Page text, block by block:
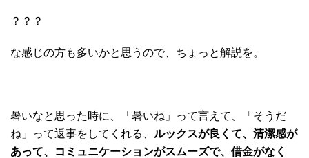
？？？
な感じの方も多いかと思うので、ちょっと解説を。
暑いなと思った時に、「暑いね」って言えて、「そうだ
ね」って返事をしてくれる、 ルックスが良くて、清潔感が
あって、コミュニケーションがスムーズで、借金がなく